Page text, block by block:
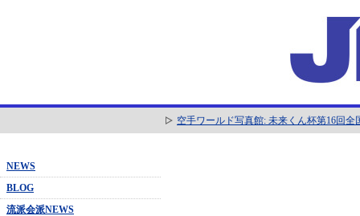
空手ワールド写真館: 未来くん杯第16回
NEWS
BLOG
流派会派NEWS